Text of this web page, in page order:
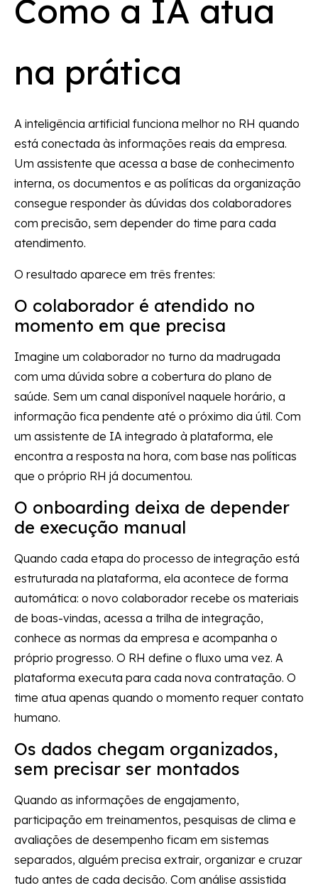
Como a IA atua
na prática
A inteligência artificial funciona melhor no RH quando
está conectada às informações reais da empresa.
Um assistente que acessa a base de conhecimento
interna, os documentos e as políticas da organização
consegue responder às dúvidas dos colaboradores
com precisão, sem depender do time para cada
atendimento.
O resultado aparece em três frentes:
O colaborador é atendido no
momento em que precisa
Imagine um colaborador no turno da madrugada
com uma dúvida sobre a cobertura do plano de
saúde. Sem um canal disponível naquele horário, a
informação fica pendente até o próximo dia útil. Com
um assistente de IA integrado à plataforma, ele
encontra a resposta na hora, com base nas políticas
que o próprio RH já documentou.
O onboarding deixa de depender
de execução manual
Quando cada etapa do processo de integração está
estruturada na plataforma, ela acontece de forma
automática: o novo colaborador recebe os materiais
de boas-vindas, acessa a trilha de integração,
conhece as normas da empresa e acompanha o
próprio progresso. O RH define o fluxo uma vez. A
plataforma executa para cada nova contratação. O
time atua apenas quando o momento requer contato
humano.
Os dados chegam organizados,
sem precisar ser montados
Quando as informações de engajamento,
participação em treinamentos, pesquisas de clima e
avaliações de desempenho ficam em sistemas
separados, alguém precisa extrair, organizar e cruzar
tudo antes de cada decisão. Com análise assistida